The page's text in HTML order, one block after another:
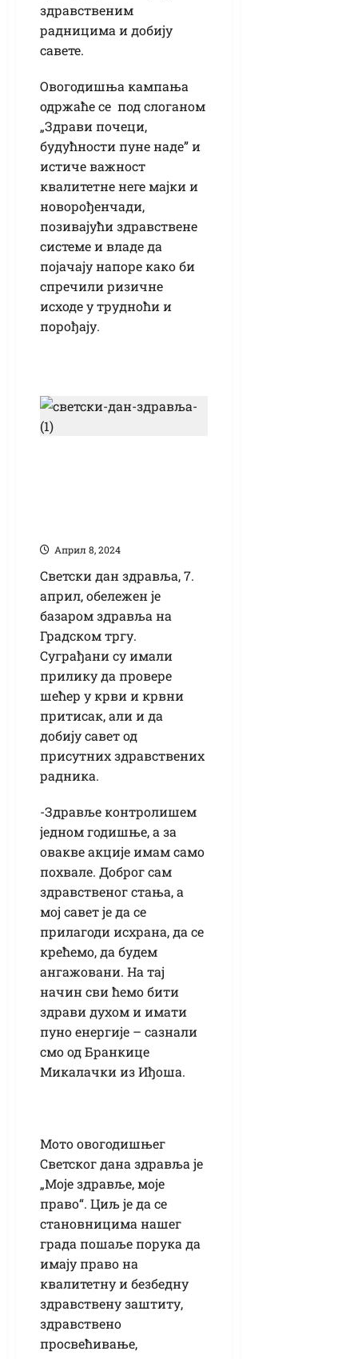
здравственим
радницима и добију
савете.
Овогодишња кампања
одржаће се под слоганом
„Здрави почеци,
будућности пуне наде” и
истиче важност
квалитетне неге мајки и
новорођенчади,
позивајући здравствене
системе и владе да
појачају напоре како би
спречили ризичне
исходе у трудноћи и
порођају.
Април 8, 2024
Светски дан здравља, 7.
април, обележен је
базаром здравља на
Градском тргу.
Суграђани су имали
прилику да провере
шећер у крви и крвни
притисак, али и да
добију савет од
присутних здравствених
радника.
-Здравље контролишем
једном годишње, а за
овакве акције имам само
похвале. Доброг сам
здравственог стања, а
мој савет је да се
прилагоди исхрана, да се
крећемо, да будем
ангажовани. На тај
начин сви ћемо бити
здрави духом и имати
пуно енергије – сазнали
смо од Бранкице
Микалачки из Иђоша.
Мото овогодишњег
Светског дана здравља је
„Моје здравље, моје
право“. Циљ је да се
становницима нашег
града пошаље порука да
имају право на
квалитетну и безбедну
здравствену заштиту,
здравствено
просвећивање,